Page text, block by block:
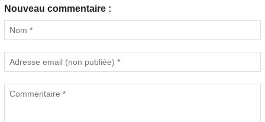
Nouveau commentaire :